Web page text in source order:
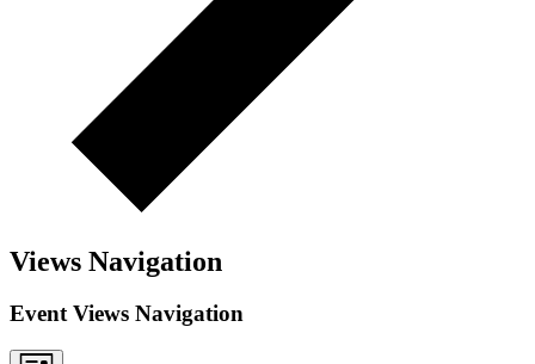
Views Navigation
Event Views Navigation